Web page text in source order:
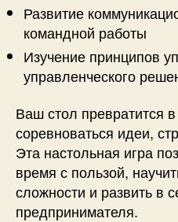
Развитие
командной работы
Изучение принципов
управленческого
Ваш стол превратится
соревноваться идеи,
Эта настольная игра
время с пользой,
сложности и развить в
предпринимателя.